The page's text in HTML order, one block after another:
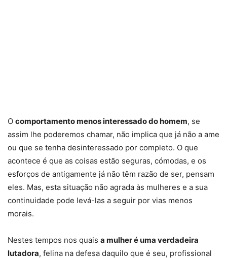
O comportamento menos interessado do homem, se
assim lhe poderemos chamar, não implica que já não a ame
ou que se tenha desinteressado por completo. O que
acontece é que as coisas estão seguras, cómodas, e os
esforços de antigamente já não têm razão de ser, pensam
eles. Mas, esta situação não agrada às mulheres e a sua
continuidade pode levá-las a seguir por vias menos
morais.
Nestes tempos nos quais a mulher é uma verdadeira
lutadora, felina na defesa daquilo que é seu, profissional